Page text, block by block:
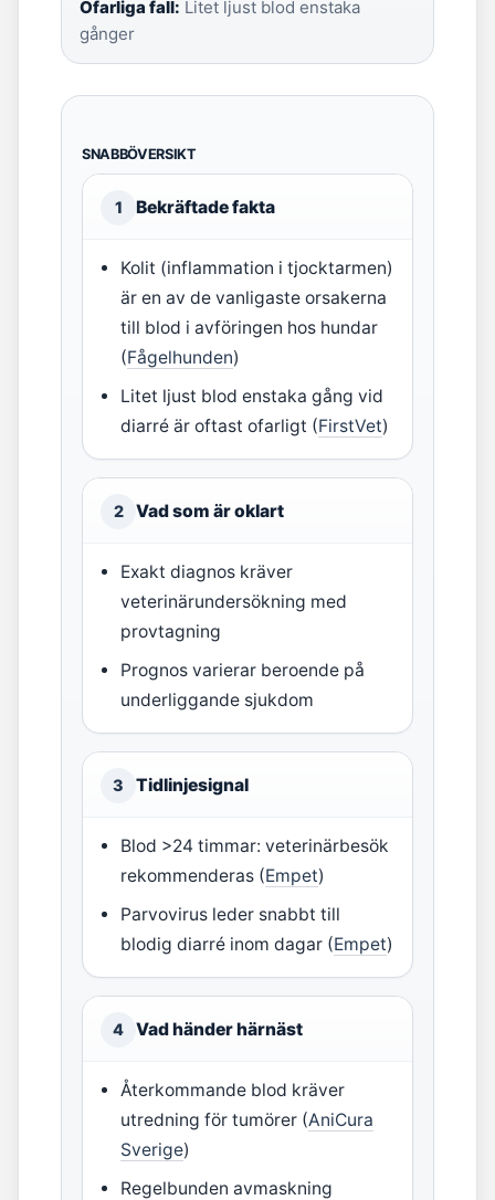
Ofarliga fall: Litet ljust blod enstaka
gånger
SNABBÖVERSIKT
1 Bekräftade fakta
Kolit (inflammation i tjocktarmen)
är en av de vanligaste orsakerna
till blod i avföringen hos hundar
(Fågelhunden)
Litet ljust blod enstaka gång vid
diarré är oftast ofarligt (FirstVet)
2 Vad som är oklart
Exakt diagnos kräver
veterinärundersökning med
provtagning
Prognos varierar beroende på
underliggande sjukdom
3 Tidlinjesignal
Blod >24 timmar: veterinärbesök
rekommenderas (Empet)
Parvovirus leder snabbt till
blodig diarré inom dagar (Empet)
4 Vad händer härnäst
Återkommande blod kräver
utredning för tumörer (AniCura
Sverige)
Regelbunden avmaskning